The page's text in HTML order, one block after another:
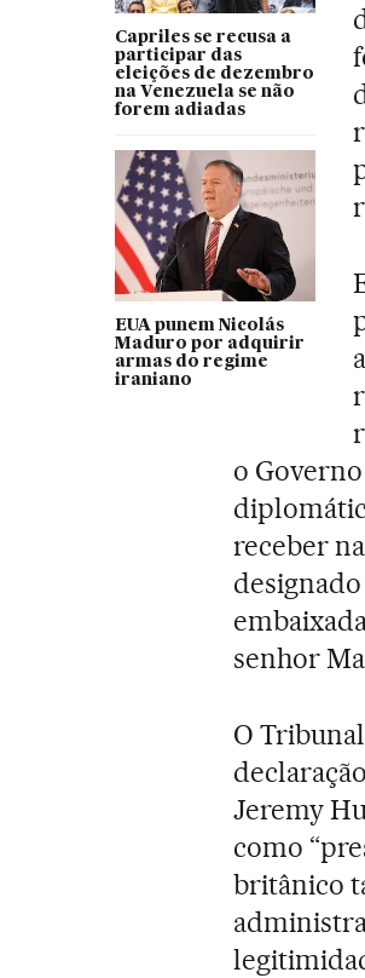
Capriles se recusa a
participar das
eleições de dezembro
na Venezuela se não
forem adiadas
EUA punem Nicolás
Maduro por adquirir
armas do regime
iraniano
o
receber
senhor
O
Jeremy
como
britânico